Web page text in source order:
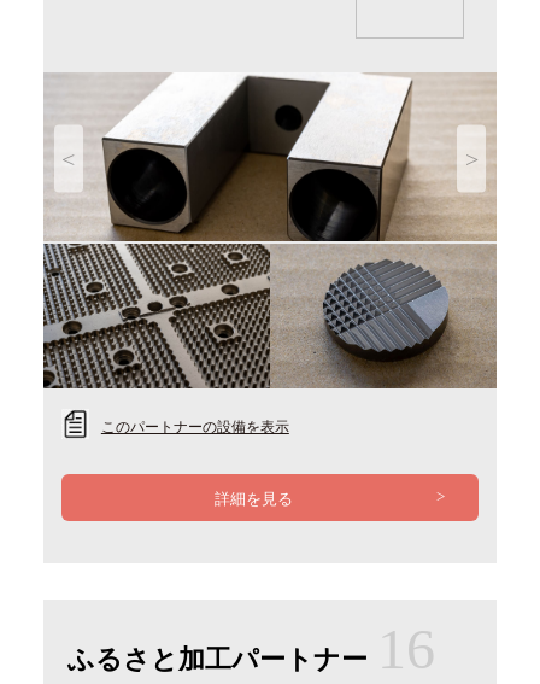
Previous Next
このパートナーの設備を表示
詳細を見る
ふるさと加工パートナー 16